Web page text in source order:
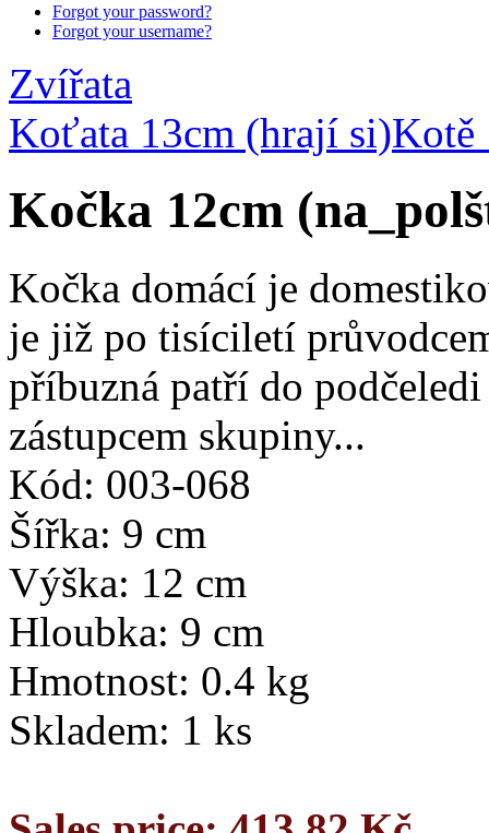
Forgot your password?
Forgot your username?
Zvířata
Koťata 13cm (hrají si)Kotě
Kočka 12cm
Kočka domácí je
je již po tisíciletí
příbuzná patří do
zástupcem skupiny...
Kód: 003-068
Šířka: 9 cm
Výška: 12 cm
Hloubka: 9 cm
Hmotnost: 0.4 kg
Skladem: 1 ks